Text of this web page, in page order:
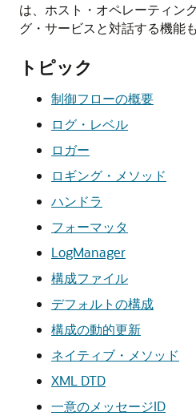
は、ホスト・オペレーティン
グ・サービスと対話する機能
トピック
制御フローの概要
ログ・レベル
ロガー
ロギング・メソッド
ハンドラ
フォーマッタ
LogManager
構成ファイル
デフォルトの構成
構成の動的更新
ネイティブ・メソッド
XML DTD
一意のメッセージID